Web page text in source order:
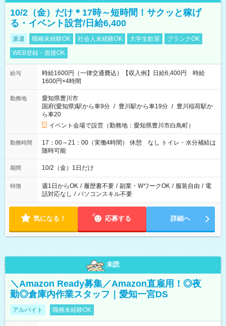
10/2（金）だけ＊17時～短時間！サクッと稼げ
る・イベント設営/日給6,400
派遣 職種未経験OK 社会人未経験OK 大学生歓迎
ブランクOK
WEB登録・面接OK
給与
時給1600円（一律交通費込）【収入例】日給6,400円 時給
1600円×4時間
勤務地
愛知県豊川市
国府(愛知県)駅から車9分 / 豊川駅から車19分 / 豊川稲荷駅か
ら車20
イベント会場で設営（勤務地：愛知県豊川市白鳥町）
勤務時間
17：00～21：00（実働4時間） 休憩 なし トイレ・水分補給は
随時可能
期間 10/2（金）1日だけ
特徴 週1日からOK / 履歴書不要 / 副業・WワークOK / 服装自由 / 電
話対応なし / パソコンスキル不要
気になる！ 応募する 詳細へ
未読
＼Amazon Ready募集／Amazon直雇用！◎夜
勤◎倉庫内作業スタッフ｜愛知一宮DS
アルバイト 職種未経験OK